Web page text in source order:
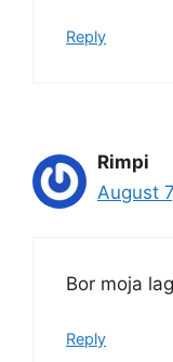
Reply
Rimpi
August
Bor moja
Reply